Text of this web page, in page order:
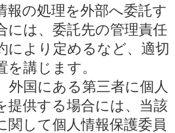
報の処理を外部へ委託す
には、委託先の管理責任
により定めるなど、適切
を講じます。
外国にある第三者に個人
提供する場合には、当該
関して個人情報保護委員